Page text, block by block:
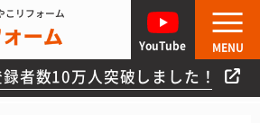
こリフォーム
者数10万人突破しました！
YouTube MENU